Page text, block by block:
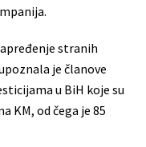
stranih
je članove
u BiH koje su
KM, od čega je 85